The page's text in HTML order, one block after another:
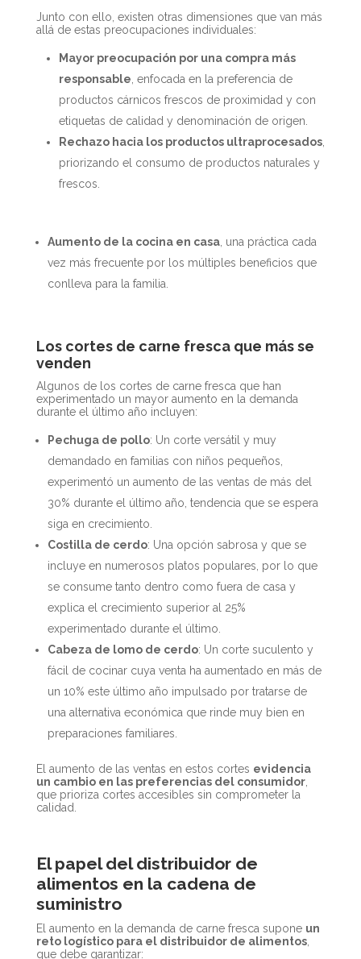
Junto con ello, existen otras dimensiones que van más
allá de estas preocupaciones individuales:
Mayor preocupación por una compra más
responsable , enfocada en la preferencia de
productos cárnicos frescos de proximidad y con
etiquetas de calidad y denominación de origen.
Rechazo hacia los productos ultraprocesados,
priorizando el consumo de productos naturales y
frescos.
Aumento de la cocina en casa, una práctica cada
vez más frecuente por los múltiples beneficios que
conlleva para la familia.
Los cortes de carne fresca que más se
venden
Algunos de los cortes de carne fresca que han
experimentado un mayor aumento en la demanda
durante el último año incluyen:
Pechuga de pollo: Un corte versátil y muy
demandado en familias con niños pequeños,
experimentó un aumento de las ventas de más del
30% durante el último año, tendencia que se espera
siga en crecimiento.
Costilla de cerdo: Una opción sabrosa y que se
incluye en numerosos platos populares, por lo que
se consume tanto dentro como fuera de casa y
explica el crecimiento superior al 25%
experimentado durante el último.
Cabeza de lomo de cerdo: Un corte suculento y
fácil de cocinar cuya venta ha aumentado en más de
un 10% este último año impulsado por tratarse de
una alternativa económica que rinde muy bien en
preparaciones familiares.
El aumento de las ventas en estos cortes evidencia
un cambio en las preferencias del consumidor,
que prioriza cortes accesibles sin comprometer la
calidad.
El papel del distribuidor de
alimentos en la cadena de
suministro
El aumento en la demanda de carne fresca supone un
reto logístico para el distribuidor de alimentos,
que debe garantizar: